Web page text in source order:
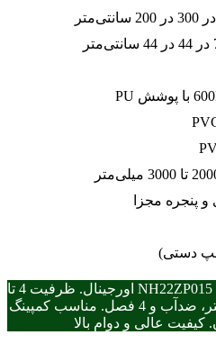
3000 میلی‌متر
دستی)
چادر بادی ایر 12 نیچرهایک مدل NH22ZP015 اورجینال. ظرفیت 4 تا
6 نفر، ابعاد 400 در 300 سانتی‌متر، ضدآب و 4 فصل. مناسب کمپینگ
کیفیت عالی و دوام بالا